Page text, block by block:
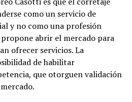
como un servicio de
y no como una profesión
abrir el mercado para
ofrecer servicios. La
de habilitar
que otorguen validación